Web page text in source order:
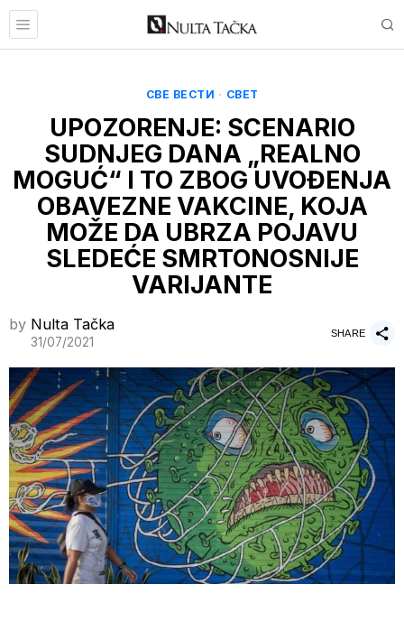
СВЕ ВЕСТИ · СВЕТ
UPOZORENJE: SCENARIO
SUDNJEG DANA „REALNO
MOGUĆ“ I TO ZBOG UVOĐENJA
OBAVEZNE VAKCINE, KOJA
MOŽE DA UBRZA POJAVU
SLEDEĆE SMRTONOSNIJE
VARIJANTE
by Nulta Tačka
31/07/2021
SHARE